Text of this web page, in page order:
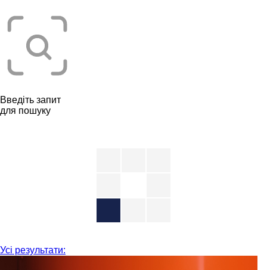
Введіть запит
для пошуку
Усі результати: